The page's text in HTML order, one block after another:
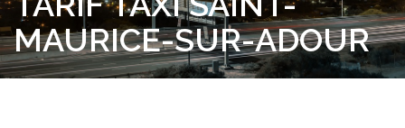
MAURICE-SUR-ADOUR